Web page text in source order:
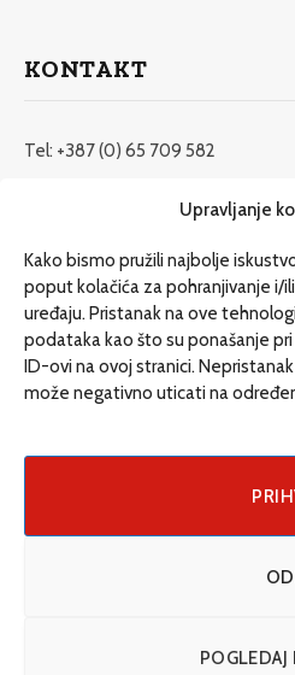
Upravljanje
Kako bismo pružili najbolje
poput kolačića za pohranjivanje i/
uređaju. Pristanak na ove
podataka kao što su ponašanje
ID-ovi na ovoj stranici.
može negativno uticati na
POGLEDAJ
KONTAKT
Tel: +387 (0) 65 709 582
redakcija@etrafika.net
Dosije
Drugi pišu
Društvo